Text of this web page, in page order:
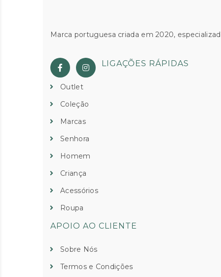
Marca portuguesa criada em 2020,
LIGAÇÕES RÁPIDAS
Outlet
Coleção
Marcas
Senhora
Homem
Criança
Acessórios
Roupa
APOIO AO CLIENTE
Sobre Nós
Termos e Condições